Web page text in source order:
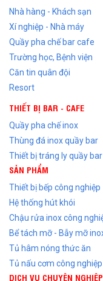
Nhà hàng - Khách sạn
Xí nghiệp - Nhà máy
Quầy pha chế bar cafe
Trường học, Bệnh viện
Căn tin quân đội
Resort
THIẾT BỊ BAR - CAFE
Quầy pha chế inox
Thùng đá inox quầy bar
Thiết bị tráng ly quầy bar
SẢN PHẨM
Thiết bị bếp công nghiệp
Hệ thống hút khói
Chậu rửa inox công
Bể tách mỡ - Bẫy mỡ
Tủ hâm nóng thức ăn
Tủ nấu cơm công
DỊCH VỤ CHUYÊN NGHIỆP